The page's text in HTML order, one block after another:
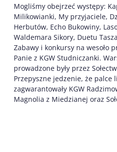
Mogliśmy obejrzeć występy:
Milikowianki, My przyjaciele,
Herbutów, Echo Bukowiny,
Waldemara Sikory, Duetu
Zabawy i konkursy na wesoło
Panie z KGW Studniczanki.
prowadzone były przez
Przepyszne jedzenie, że palce
zagwarantowały KGW
Magnolia z Miedzianej oraz